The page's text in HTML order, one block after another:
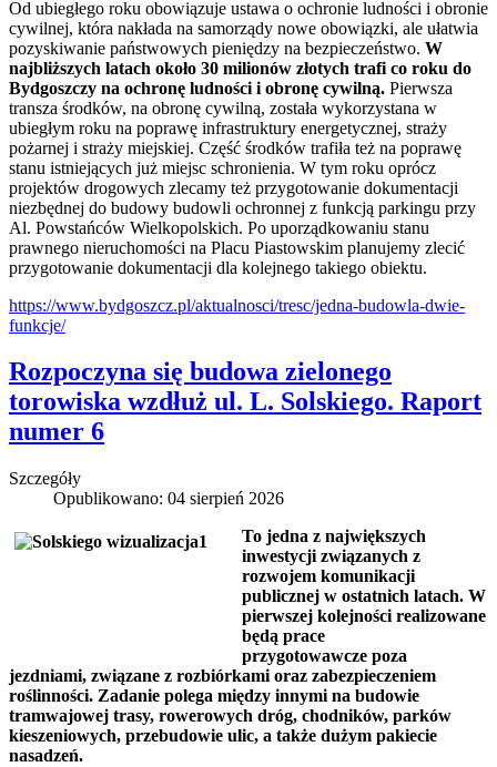
Od ubiegłego roku obowiązuje ustawa o ochronie ludności i obronie
cywilnej, która nakłada na samorządy nowe obowiązki, ale ułatwia
pozyskiwanie państwowych pieniędzy na bezpieczeństwo. W
najbliższych latach około 30 milionów złotych trafi co roku do
Bydgoszczy na ochronę ludności i obronę cywilną. Pierwsza
transza środków, na obronę cywilną, została wykorzystana w
ubiegłym roku na poprawę infrastruktury energetycznej, straży
pożarnej i straży miejskiej. Część środków trafiła też na poprawę
stanu istniejących już miejsc schronienia. W tym roku oprócz
projektów drogowych zlecamy też przygotowanie dokumentacji
niezbędnej do budowy budowli ochronnej z funkcją parkingu przy
Al. Powstańców Wielkopolskich. Po uporządkowaniu stanu
prawnego nieruchomości na Placu Piastowskim planujemy zlecić
przygotowanie dokumentacji dla kolejnego takiego obiektu.
https://www.bydgoszcz.pl/aktualnosci/tresc/jedna-budowla-dwie-
funkcje/
Rozpoczyna się budowa zielonego
torowiska wzdłuż ul. L. Solskiego. Raport
numer 6
Szczegóły
Opublikowano: 04 sierpień 2026
To jedna z największych
inwestycji związanych z
rozwojem komunikacji
publicznej w ostatnich latach. W
pierwszej kolejności realizowane
będą prace
przygotowawcze poza
jezdniami, związane z rozbiórkami oraz zabezpieczeniem
roślinności. Zadanie polega między innymi na budowie
tramwajowej trasy, rowerowych dróg, chodników, parków
kieszeniowych, przebudowie ulic, a także dużym pakiecie
nasadzeń.